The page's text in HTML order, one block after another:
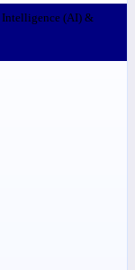
Intelligence (AI) &